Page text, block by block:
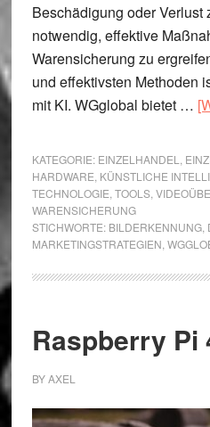
Beschädigung oder Verlust
notwendig, effektive
Warensicherung zu
und effektivsten Methoden
mit KI. WGglobal bietet …
KATEGORIE: EINZELHANDEL
HARDWARE KÜNSTLICHE
TECHNOLOGIE TOOLS,
WARENSICHERUNG
STICHWORTE: BILDERKENNUNG,
MARKETINGSTRATEGIEN
Raspberry Pi
BYAXEL